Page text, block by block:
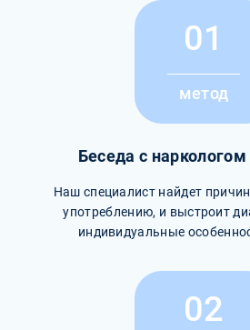
01
метод
Беседа с
Наш специалист найдет
употреблению, и выстроит
индивидуальные
02